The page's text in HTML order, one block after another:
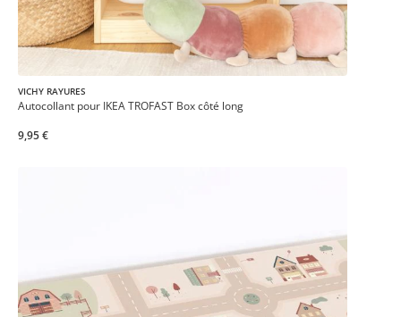
VICHY RAYURES
Autocollant pour IKEA TROFAST Box côté long
9,95 €